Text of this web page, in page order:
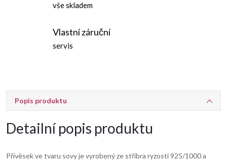
vše skladem
Vlastní záruční
servis
Popis produktu
Detailní popis produktu
Přívěsek ve tvaru sovy je vyrobený ze stříbra ryzosti 925/1000 a